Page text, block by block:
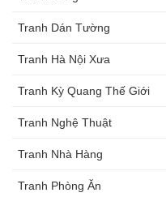
Tranh Dán Tường
Tranh Hà Nội Xưa
Tranh Kỳ Quang Thế Giới
Tranh Nghệ Thuật
Tranh Nhà Hàng
Tranh Phòng Ăn